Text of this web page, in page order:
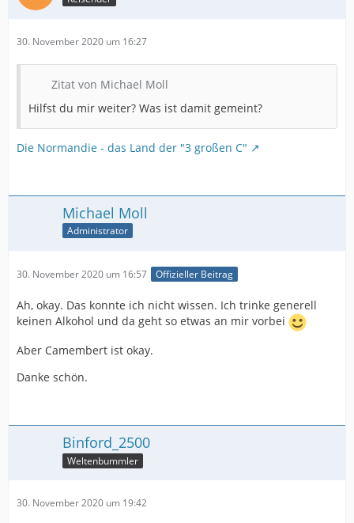
30. November 2020 um 16:27
Zitat von Michael Moll
Hilfst du mir weiter? Was ist damit gemeint?
Die Normandie - das Land der "3 großen C"
Michael Moll
Administrator
30. November 2020 um 16:57 Offizieller Beitrag
Ah, okay. Das konnte ich nicht wissen. Ich trinke generell
keinen Alkohol und da geht so etwas an mir vorbei
Aber Camembert ist okay.
Danke schön.
Binford_2500
Weltenbummler
30. November 2020 um 19:42